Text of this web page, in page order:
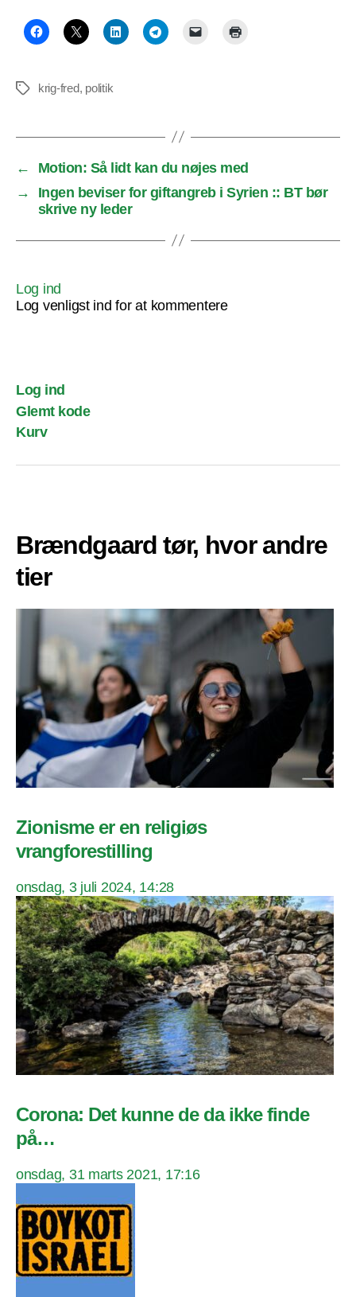
Tags krig-fred, politik
←
Motion: Så lidt kan du nøjes med
→
Ingen beviser for giftangreb i Syrien :: BT bør
skrive ny leder
Log ind
Log venligst ind for at kommentere
Log ind
Glemt kode
Kurv
Brændgaard tør, hvor andre
tier
Zionisme er en religiøs
vrangforestilling
onsdag, 3 juli 2024, 14:28
Corona: Det kunne de da ikke finde
på…
onsdag, 31 marts 2021, 17:16